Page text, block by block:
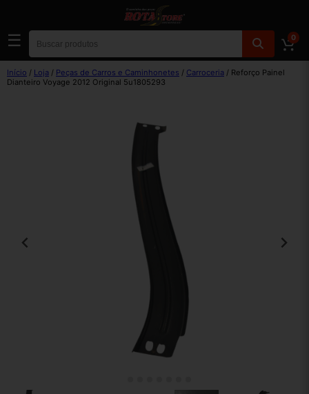
☰ 0
Início / Loja / Peças de Carros e Caminhonetes / Carroceria / Reforço Painel
Dianteiro Voyage 2012 Original 5u1805293